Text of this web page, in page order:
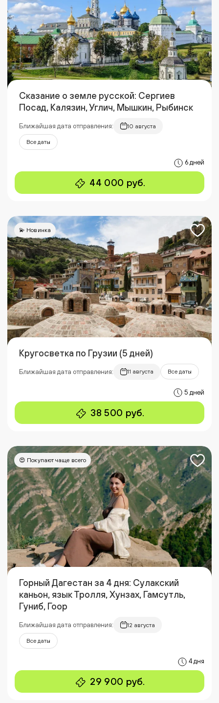
Сказание о земле русской: Сергиев
Посад, Калязин, Углич, Мышкин, Рыбинск
Ближайшая дата отправления: 10 августа
Все даты
6 дней
44 000 руб.
💫 Новинка
Кругосветка по Грузии (5 дней)
Ближайшая дата отправления: 11 августа Все даты
5 дней
38 500 руб.
😍 Покупают чаще всего
Горный Дагестан за 4 дня: Сулакский
каньон, язык Тролля, Хунзах, Гамсутль,
Гуниб, Гоор
Ближайшая дата отправления: 12 августа
Все даты
4 дня
29 900 руб.